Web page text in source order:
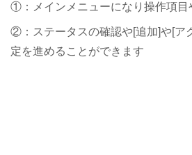
①：メインメニューになり操作項目
②：ステータスの確認や[追加]や[ア
定を進めることができます